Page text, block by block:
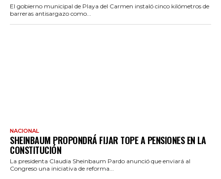
El gobierno municipal de Playa del Carmen instaló cinco kilómetros de
barreras antisargazo como...
NACIONAL
SHEINBAUM PROPONDRÁ FIJAR TOPE A PENSIONES EN LA
CONSTITUCIÓN
La presidenta Claudia Sheinbaum Pardo anunció que enviará al
Congreso una iniciativa de reforma...